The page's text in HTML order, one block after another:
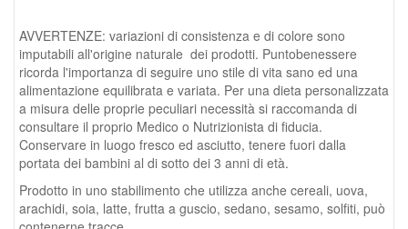
AVVERTENZE: variazioni di consistenza e di colore sono
imputabili all'origine naturale dei prodotti. Puntobenessere
ricorda l'importanza di seguire uno stile di vita sano ed una
alimentazione equilibrata e variata. Per una dieta personalizzata
a misura delle proprie peculiari necessità si raccomanda di
consultare il proprio Medico o Nutrizionista di fiducia.
Conservare in luogo fresco ed asciutto, tenere fuori dalla
portata dei bambini al di sotto dei 3 anni di età.
Prodotto in uno stabilimento che utilizza anche cereali, uova,
arachidi, soia, latte, frutta a guscio, sedano, sesamo, solfiti, può